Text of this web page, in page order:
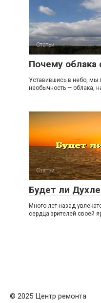
Статьи
Почему облака
Уставившись в небо, мы
необычность — облака,
Статьи
Будет ли
Много лет назад
сердца зрителей своей
© 2025 Центр ремонта